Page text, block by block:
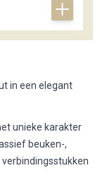
in een elegant
unieke karakter
beuken-,